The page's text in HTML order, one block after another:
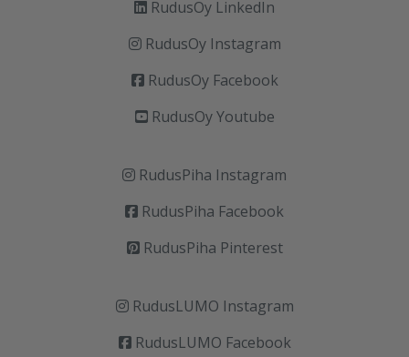
RudusOy LinkedIn
RudusOy Instagram
RudusOy Facebook
RudusOy Youtube
RudusPiha Instagram
RudusPiha Facebook
RudusPiha Pinterest
RudusLUMO Instagram
RudusLUMO Facebook